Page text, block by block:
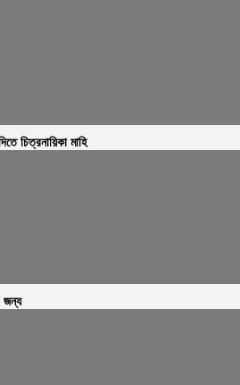
চিত্রনায়িকা মাহি
জন্য